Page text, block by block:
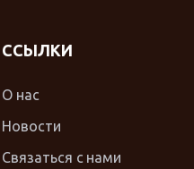
ССЫЛКИ
О нас
Новости
Связаться с нами